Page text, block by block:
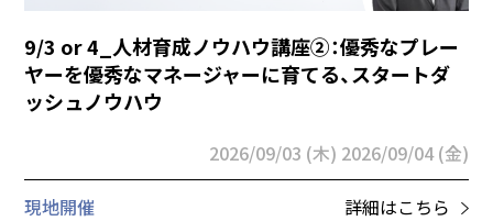
9/3 or 4_人材育成ノウハウ講座②：優秀なプレー
ヤーを優秀なマネージャーに育てる、スタートダ
ッシュノウハウ
2026/09/03 (木) 2026/09/04 (金)
現地開催 詳細はこちら